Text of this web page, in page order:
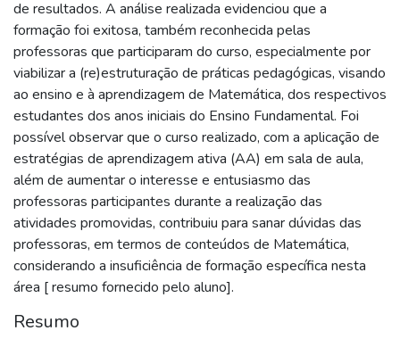
de resultados. A análise realizada evidenciou que a
formação foi exitosa, também reconhecida pelas
professoras que participaram do curso, especialmente por
viabilizar a (re)estruturação de práticas pedagógicas, visando
ao ensino e à aprendizagem de Matemática, dos respectivos
estudantes dos anos iniciais do Ensino Fundamental. Foi
possível observar que o curso realizado, com a aplicação de
estratégias de aprendizagem ativa (AA) em sala de aula,
além de aumentar o interesse e entusiasmo das
professoras participantes durante a realização das
atividades promovidas, contribuiu para sanar dúvidas das
professoras, em termos de conteúdos de Matemática,
considerando a insuficiência de formação específica nesta
área [ resumo fornecido pelo aluno].
Resumo